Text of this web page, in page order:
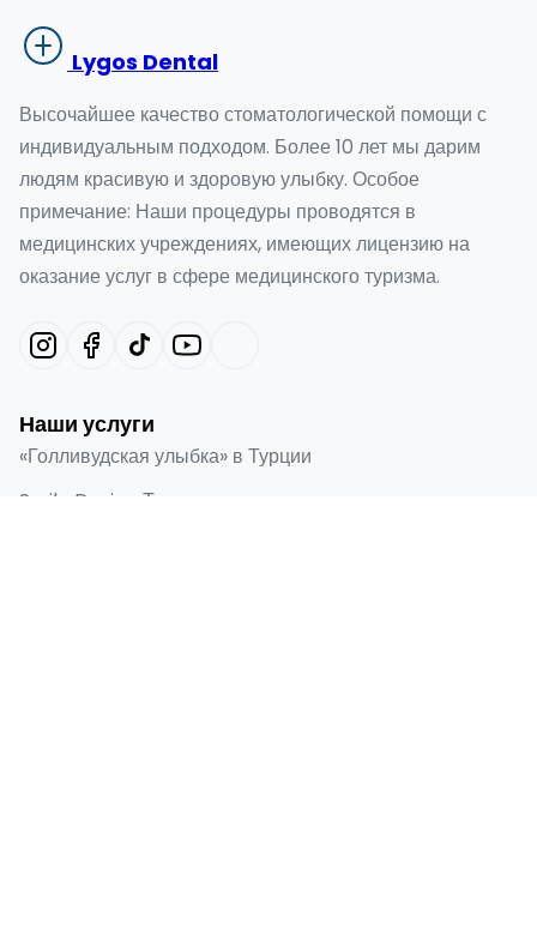
Lygos Dental
Высочайшее качество стоматологической помощи с
индивидуальным подходом. Более 10 лет мы дарим
людям красивую и здоровую улыбку. Особое
примечание: Наши процедуры проводятся в
медицинских учреждениях, имеющих лицензию на
оказание услуг в сфере медицинского туризма.
Наши услуги
«Голливудская улыбка» в Турции
Smile Design Турция